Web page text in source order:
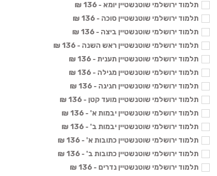
תלמוד ירושלמי שוטנשטיין יומא - 136 ₪
תלמוד ירושלמי שוטנשטיין סוכה - 136 ₪
תלמוד ירושלמי שוטנשטיין ביצה - 136 ₪
תלמוד ירושלמי שוטנשטיין ראש השנה - 136 ₪
תלמוד ירושלמי שוטנשטיין תענית - 136 ₪
תלמוד ירושלמי שוטנשטיין מגילה - 136 ₪
תלמוד ירושלמי שוטנשטיין חגיגה - 136 ₪
תלמוד ירושלמי שוטנשטיין מועד קטן - 136 ₪
תלמוד ירושלמי שוטנשטיין יבמות א' - 136 ₪
תלמוד ירושלמי שוטנשטיין יבמות ב' - 136 ₪
תלמוד ירושלמי שוטנשטיין כתובות א' - 136 ₪
תלמוד ירושלמי שוטנשטיין כתובות ב' - 136 ₪
תלמוד ירושלמי שוטנשטיין נדרים - 136 ₪